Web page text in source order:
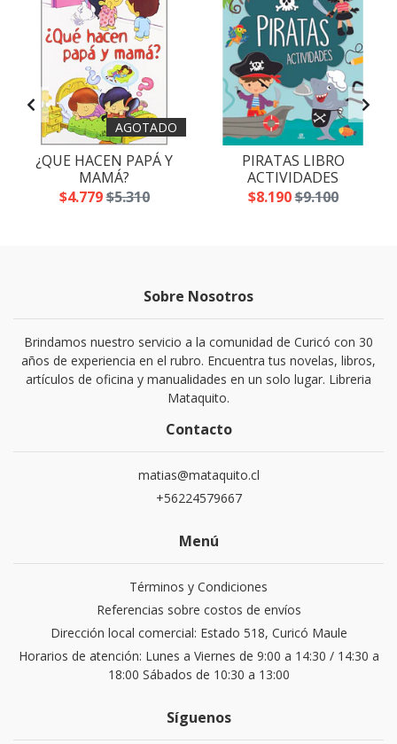
AGOTADO
¿QUE HACEN PAPÁ Y
MAMÁ?
$4.779$5.310
PIRATAS LIBRO
ACTIVIDADES
$8.190$9.100
Sobre Nosotros
Brindamos nuestro servicio a la comunidad de Curicó con 30
años de experiencia en el rubro. Encuentra tus novelas, libros,
artículos de oficina y manualidades en un solo lugar. Libreria
Mataquito.
Contacto
matias@mataquito.cl
+56224579667
Menú
Términos y Condiciones
Referencias sobre costos de envíos
Dirección local comercial: Estado 518, Curicó Maule
Horarios de atención: Lunes a Viernes de 9:00 a 14:30 / 14:30 a
18:00 Sábados de 10:30 a 13:00
Síguenos